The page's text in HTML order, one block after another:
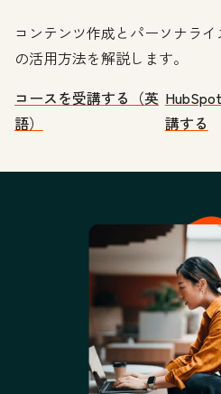
コンテンツ作成とパーソナラ
の活用方法を解説します。
コースを受講する（英
語）
講する